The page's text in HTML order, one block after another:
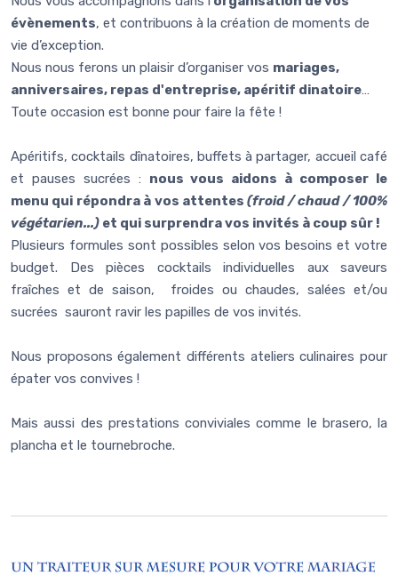
évènements, et contribuons à la création de moments de
vie d’exception.
Nous nous ferons un plaisir d’organiser vos mariages,
anniversaires, repas d'entreprise, apéritif dinatoire…
Toute occasion est bonne pour faire la fête !
Apéritifs, cocktails dînatoires, buffets à partager, accueil café
et pauses sucrées : nous vous aidons à composer le
menu qui répondra à vos attentes(froid / chaud / 100%
végétarien...) et qui surprendra vos invités à coup sûr !
Plusieurs formules sont possibles selon vos besoins et votre
budget. Des pièces cocktails individuelles aux saveurs
fraîches et de saison, froides ou chaudes, salées et/ou
sucrées sauront ravir les papilles de vos invités.
Nous proposons également différents ateliers culinaires pour
épater vos convives !
Mais aussi des prestations conviviales comme le brasero, la
plancha et le tournebroche.